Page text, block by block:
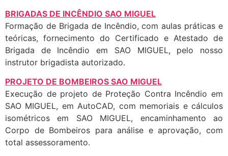
BRIGADAS DE INCÊNDIO SAO MIGUEL
Formação de Brigada de Incêndio, com aulas práticas e
teóricas, fornecimento do Certificado e Atestado de
Brigada de Incêndio em SAO MIGUEL, pelo nosso
instrutor brigadista autorizado.
PROJETO DE BOMBEIROS SAO MIGUEL
Execução de projeto de Proteção Contra Incêndio em
SAO MIGUEL, em AutoCAD, com memoriais e cálculos
isométricos em SAO MIGUEL, encaminhamento ao
Corpo de Bombeiros para análise e aprovação, com
total assessoramento.